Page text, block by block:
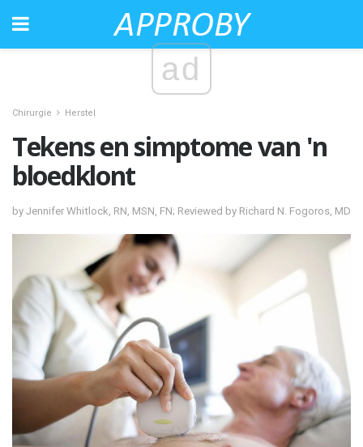
ad
Chirurgie Herstel
Tekens en simptome van 'n
bloedklont
by Jennifer Whitlock, RN, MSN, FN; Reviewed by Richard N. Fogoros, MD